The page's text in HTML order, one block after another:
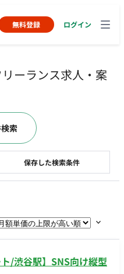
無料登録 ログイン
ーランス求人・案
/渋谷駅】SNS向け縦型
保存した検索条件
索